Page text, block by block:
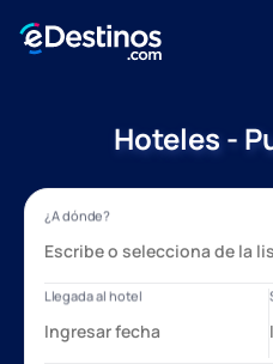
Hoteles -